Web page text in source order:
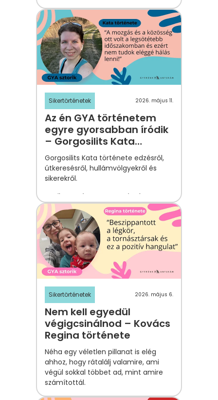
Sikertörténetek 2026. május 11.
Az én GYA történetem
egyre gyorsabban íródik
– Gorgosilits Kata
története
Gorgosilits Kata története edzésről,
útkeresésről, hullámvölgyekről és
sikerekről.
Spoiler: a vége szerencsére happy
end lesz!
Sikertörténetek 2026. május 6.
Nem kell egyedül
végigcsinálnod – Kovács
Regina története
Néha egy véletlen pillanat is elég
ahhoz, hogy rátalálj valamire, ami
végül sokkal többet ad, mint amire
számítottál.